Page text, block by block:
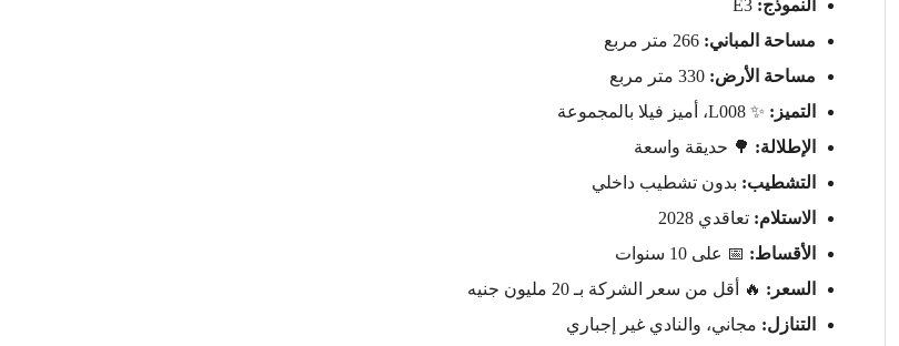
النموذج:
مساحة المباني:
مساحة الأرض:
التميز: ✨ L008، أميز فيلا بالمجموعة
الإطلالة: 🌳 حديقة واسعة
التشطيب: بدون تشطيب داخلي
الاستلام: تعاقدي 2028
الأقساط: 📅 على 10 سنوات
السعر: 🔥 أقل من سعر الشركة بـ 20 مليون جنيه
التنازل: مجاني، والنادي غير إجباري